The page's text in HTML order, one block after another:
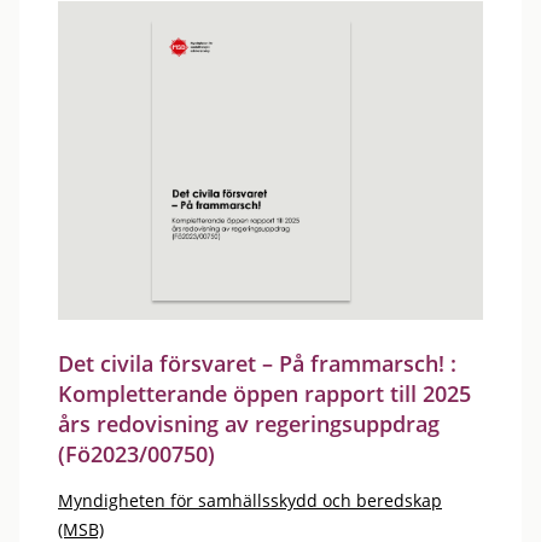
Det civila försvaret – På frammarsch! :
Kompletterande öppen rapport till 2025
års redovisning av regeringsuppdrag
(Fö2023/00750)
Myndigheten för samhällsskydd och beredskap
(MSB)